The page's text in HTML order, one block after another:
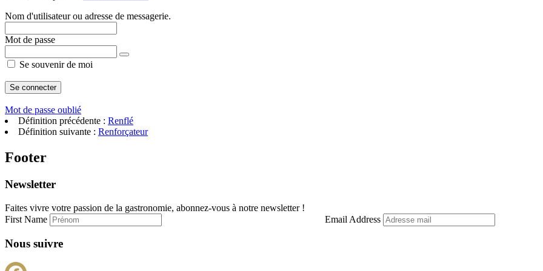
Nom d'utilisateur ou adresse de messagerie.
Mot de passe
Se souvenir de moi
Mot de passe oublié
Définition précédente : Renflé
Définition suivante : Renforçateur
Footer
Newsletter
Faites vivre votre passion de la gastronomie, abonnez-vous à notre newsletter !
First Name
Email Address
Nous suivre